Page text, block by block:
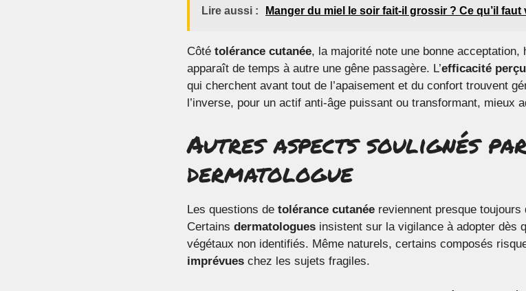
Lire aussi : Manger du miel le soir fait-il grossir ? Ce qu’il
Côté tolérance cutanée, la majorité note une bonne
apparaît de temps à autre une gêne passagère. L’efficacité
qui cherchent avant tout de l’apaisement et du confort trouvent
l’inverse, pour un actif anti-âge puissant ou transformant, mieux
Autres aspects soulignés
dermatologue
Les questions de tolérance cutanée reviennent presque toujours
Certains dermatologues insistent sur la vigilance à adopter dès
végétaux non identifiés. Même naturels, certains composés
imprévues chez les sujets fragiles.